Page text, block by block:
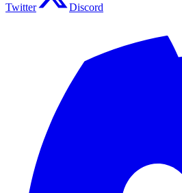
Twitter Discord